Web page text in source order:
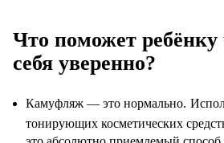
Что поможет ребёнку
себя уверенно?
Камуфляж — это нормально.
тонирующих косметических